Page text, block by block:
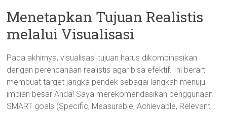
Menetapkan Tujuan Realistis
melalui Visualisasi
Pada akhirnya, visualisasi tujuan harus dikombinasikan
dengan perencanaan realistis agar bisa efektif. Ini berarti
membuat target jangka pendek sebagai langkah menuju
impian besar Anda! Saya merekomendasikan penggunaan
SMART goals (Specific, Measurable, Achievable, Relevant,